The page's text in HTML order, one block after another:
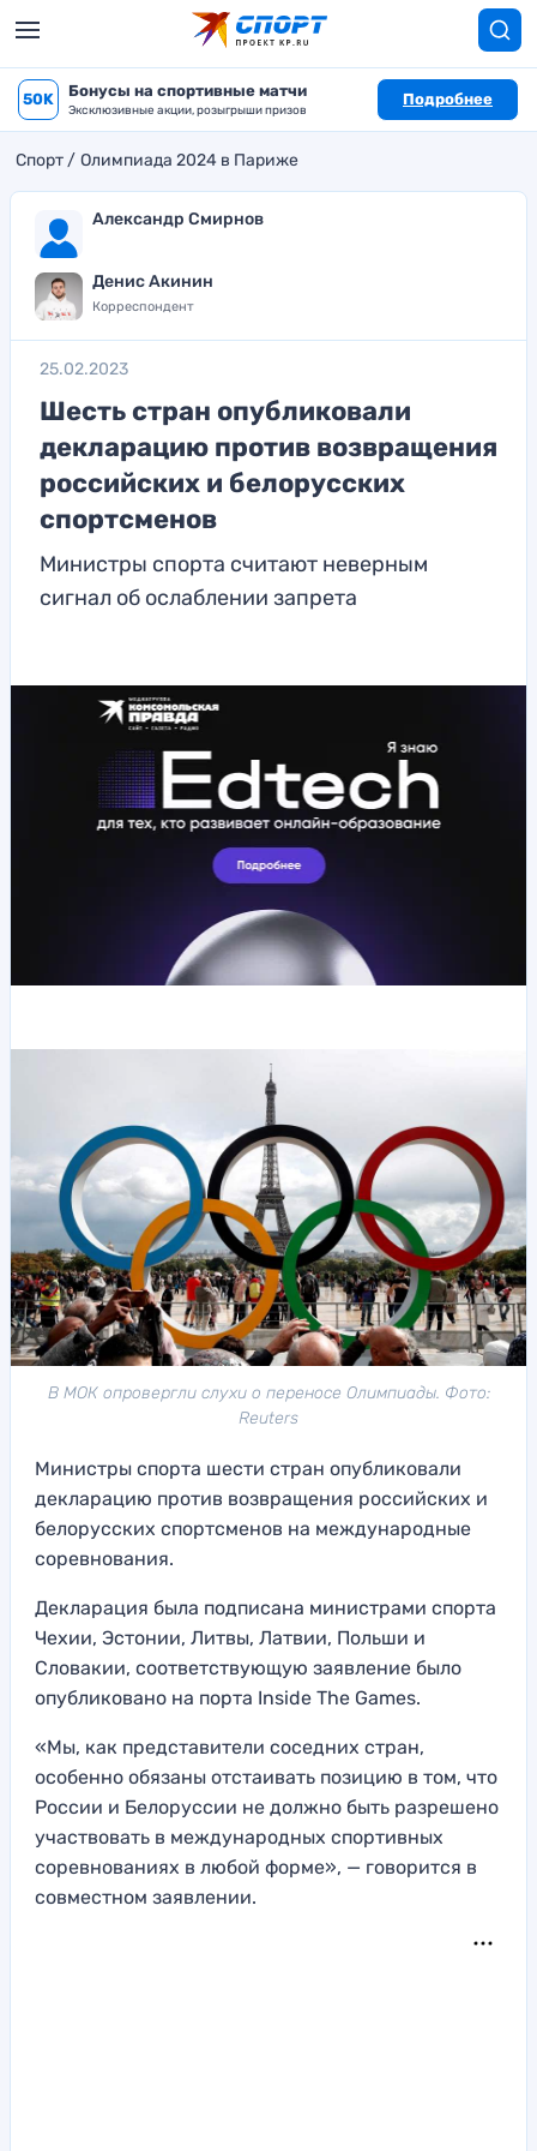
50K Бонусы на спортивные матчи
Эксклюзивные акции, розыгрыши призов
Подробнее
Спорт Олимпиада 2024 в Париже
Александр Смирнов
Денис Акинин
Корреспондент
25.02.2023
Шесть стран опубликовали
декларацию против возвращения
российских и белорусских
спортсменов
Министры спорта считают неверным
сигнал об ослаблении запрета
В МОК опровергли слухи о переносе Олимпиады. Фото:
Reuters
Министры спорта шести стран опубликовали
декларацию против возвращения российских и
белорусских спортсменов на международные
соревнования.
Декларация была подписана министрами спорта
Чехии, Эстонии, Литвы, Латвии, Польши и
Словакии, соответствующую заявление было
опубликовано на порта Inside The Games.
«Мы, как представители соседних стран,
особенно обязаны отстаивать позицию в том, что
России и Белоруссии не должно быть разрешено
участвовать в международных спортивных
соревнованиях в любой форме», — говорится в
совместном заявлении.